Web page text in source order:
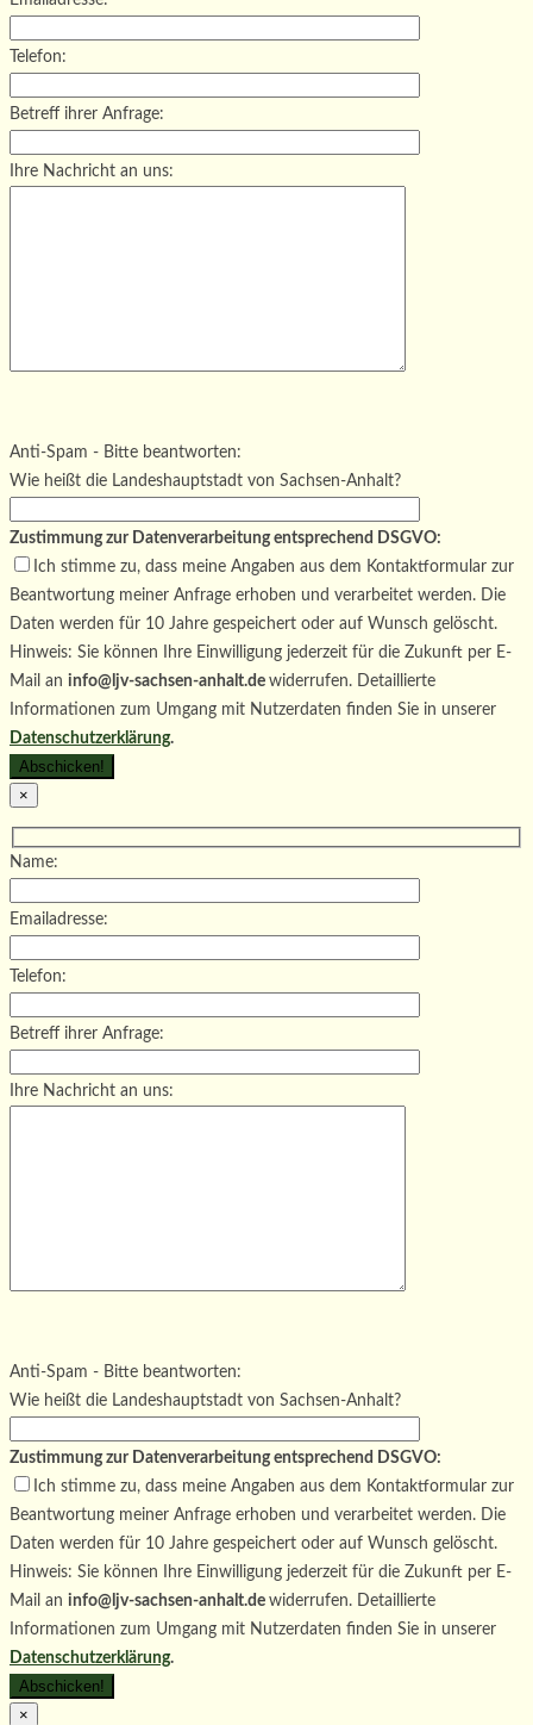
Telefon:
Betreff ihrer Anfrage:
Ihre Nachricht an uns:
Bitte lasse dieses Feld leer.
Anti-Spam - Bitte beantworten:
Wie heißt die Landeshauptstadt von Sachsen-Anhalt?
Zustimmung zur Datenverarbeitung entsprechend DSGVO:
Ich stimme zu, dass meine Angaben aus dem Kontaktformular zur
Beantwortung meiner Anfrage erhoben und verarbeitet werden. Die
Daten werden für 10 Jahre gespeichert oder auf Wunsch gelöscht.
Hinweis: Sie können Ihre Einwilligung jederzeit für die Zukunft per E-
Mail an info@ljv-sachsen-anhalt.de widerrufen. Detaillierte
Informationen zum Umgang mit Nutzerdaten finden Sie in unserer
Datenschutzerklärung.
×
Name:
Emailadresse:
Telefon:
Betreff ihrer Anfrage:
Ihre Nachricht an uns:
Bitte lasse dieses Feld leer.
Anti-Spam - Bitte beantworten:
Wie heißt die Landeshauptstadt von Sachsen-Anhalt?
Zustimmung zur Datenverarbeitung entsprechend DSGVO:
Ich stimme zu, dass meine Angaben aus dem Kontaktformular zur
Beantwortung meiner Anfrage erhoben und verarbeitet werden. Die
Daten werden für 10 Jahre gespeichert oder auf Wunsch gelöscht.
Hinweis: Sie können Ihre Einwilligung jederzeit für die Zukunft per E-
Mail an info@ljv-sachsen-anhalt.de widerrufen. Detaillierte
Informationen zum Umgang mit Nutzerdaten finden Sie in unserer
Datenschutzerklärung.
×